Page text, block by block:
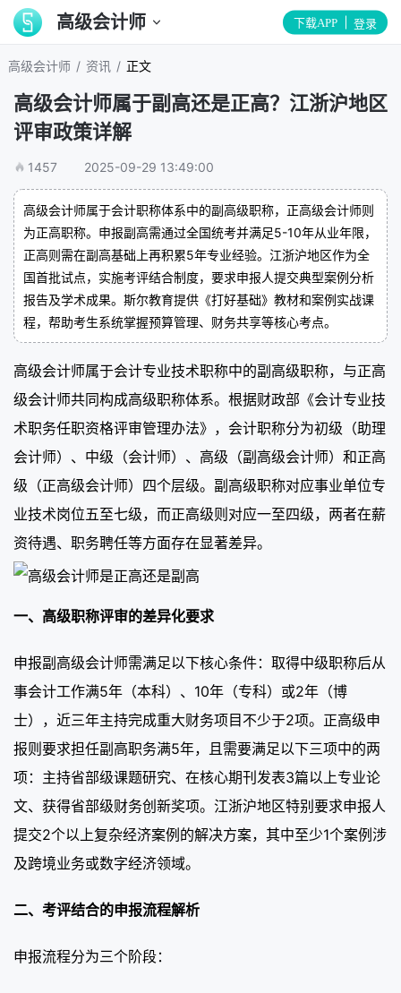
高级会计师 下载APP 登录
高级会计师 / 资讯 / 正文
高级会计师属于副高还是正高？江浙沪地区
评审政策详解
1457 2025-09-29 13:49:00
高级会计师属于会计职称体系中的副高级职称，正高级会计师则
为正高职称。申报副高需通过全国统考并满足5-10年从业年限，
正高则需在副高基础上再积累5年专业经验。江浙沪地区作为全
国首批试点，实施考评结合制度，要求申报人提交典型案例分析
报告及学术成果。斯尔教育提供《打好基础》教材和案例实战课
程，帮助考生系统掌握预算管理、财务共享等核心考点。
高级会计师属于会计专业技术职称中的副高级职称，与正高
级会计师共同构成高级职称体系。根据财政部《会计专业技
术职务任职资格评审管理办法》，会计职称分为初级（助理
会计师）、中级（会计师）、高级（副高级会计师）和正高
级（正高级会计师）四个层级。副高级职称对应事业单位专
业技术岗位五至七级，而正高级则对应一至四级，两者在薪
资待遇、职务聘任等方面存在显著差异。
一、高级职称评审的差异化要求
申报副高级会计师需满足以下核心条件：取得中级职称后从
事会计工作满5年（本科）、10年（专科）或2年（博
士），近三年主持完成重大财务项目不少于2项。正高级申
报则要求担任副高职务满5年，且需要满足以下三项中的两
项：主持省部级课题研究、在核心期刊发表3篇以上专业论
文、获得省部级财务创新奖项。江浙沪地区特别要求申报人
提交2个以上复杂经济案例的解决方案，其中至少1个案例涉
及跨境业务或数字经济领域。
二、考评结合的申报流程解析
申报流程分为三个阶段：